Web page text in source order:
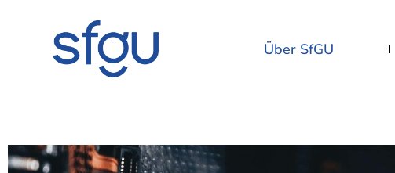
Über SfGU